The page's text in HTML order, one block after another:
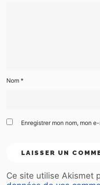
Nom *
Enregistrer mon nom, mon
Ce site utilise Akismet